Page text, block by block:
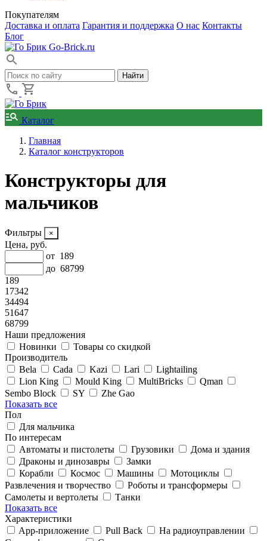
Покупателям
Доставка и оплата Гарантия и поддержка О нас Контакты
Блог
Go-Brick.ru
Каталог
Главная
Каталог конструкторов
Конструкторы для
мальчиков
Фильтры
Цена, руб.
от 189
до 68799
189
17342
34494
51647
68799
Наши предложения
Новинки
Товары со скидкой
Производитель
Bela
Cada Kazi Lari
Lightailing
Lion King
Mould King MultiBricks
Qman
Sembo Block
SY
Zhe Gao
Показать все
Пол
Для мальчика
По интересам
Автоматы и пистолеты
Грузовики
Дома и здания
Драконы и динозавры
Замки
Корабли
Космос Машины
Мотоциклы
Развлечения и творчество
Роботы и трансформеры
Самолеты и вертолеты
Танки
Показать все
Характеристики
App-приложение
Pull Back
На радиоуправлении